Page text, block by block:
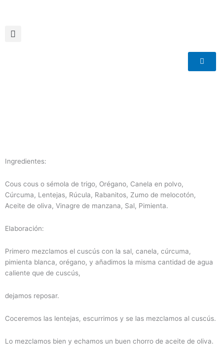
Ingredientes:
Cous cous o sémola de trigo, Orégano, Canela en polvo,
Cúrcuma, Lentejas, Rúcula, Rabanitos, Zumo de melocotón,
Aceite de oliva, Vinagre de manzana, Sal, Pimienta.
Elaboración:
Primero mezclamos el cuscús con la sal, canela, cúrcuma,
pimienta blanca, orégano, y añadimos la misma cantidad de agua
caliente que de cuscús,
dejamos reposar.
Coceremos las lentejas, escurrimos y se las mezclamos al cuscús.
Lo mezclamos bien y echamos un buen chorro de aceite de oliva.